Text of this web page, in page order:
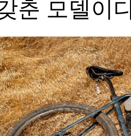
춘 모델이